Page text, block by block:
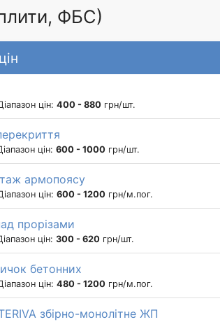
ФБС)
цін: 400 - 880 грн/шт.
цін: 600 - 1000 грн/шт.
армопоясу
цін: 600 - 1200 грн/м.пог.
прорізами
цін: 300 - 620 грн/шт.
бетонних
цін: 480 - 1200 грн/м.пог.
збірно-монолітне ЖП